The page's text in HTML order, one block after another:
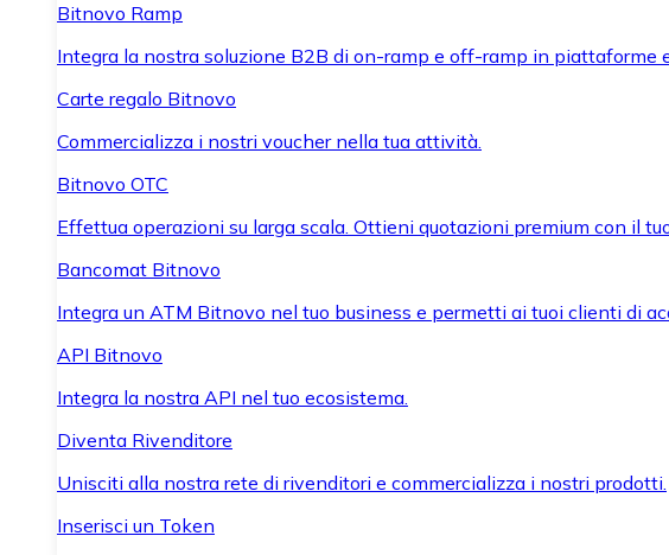
Bitnovo Ramp
Integra la nostra soluzione B2B di on-ramp e off-ramp in piattaforme
Carte regalo Bitnovo
Commercializza i nostri voucher nella tua attività.
Bitnovo OTC
Effettua operazioni su larga scala. Ottieni quotazioni premium con il
Bancomat Bitnovo
Integra un ATM Bitnovo nel tuo business e permetti ai tuoi clienti di
API Bitnovo
Integra la nostra API nel tuo ecosistema.
Diventa Rivenditore
Unisciti alla nostra rete di rivenditori e commercializza i nostri prodotti.
Inserisci un Token